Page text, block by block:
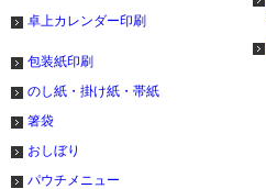
卓上カレンダー印刷
包装紙印刷
のし紙・掛け紙・帯紙
箸袋
おしぼり
パウチメニュー